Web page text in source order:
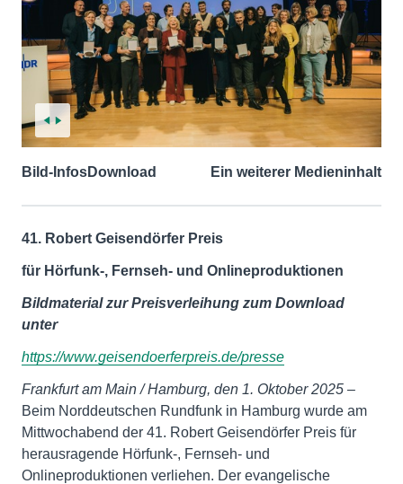
Bild-InfosDownload Ein weiterer Medieninhalt
41. Robert Geisendörfer Preis
für Hörfunk-, Fernseh- und Onlineproduktionen
Bildmaterial zur Preisverleihung zum Download
unter
https://www.geisendoerferpreis.de/presse
Frankfurt am Main / Hamburg, den 1. Oktober 2025 –
Beim Norddeutschen Rundfunk in Hamburg wurde am
Mittwochabend der 41. Robert Geisendörfer Preis für
herausragende Hörfunk-, Fernseh- und
Onlineproduktionen verliehen. Der evangelische